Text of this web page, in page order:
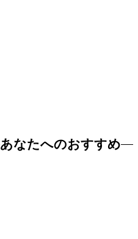
あなたへのおすすめ